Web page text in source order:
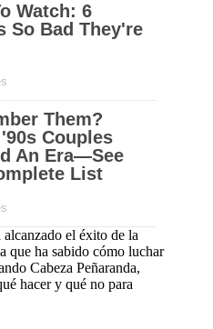
el éxito de la
que ha sabido cómo luchar
Cabeza Peñaranda,
hacer y qué no para